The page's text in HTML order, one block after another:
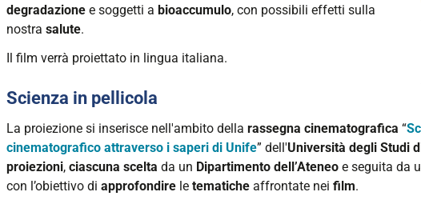
scienze-
chimiche-
agrarie
Scienza
pellicola
|
Quinta
proiezione
degradazione e soggetti a bioaccumulo, con possibili effetti sulla
nostra salute.
Il film verrà proiettato in lingua italiana.
Scienza in pellicola
La proiezione si inserisce nell'ambito della rassegna cinematografica “
cinematografico attraverso i saperi di Unife” dell'Università degli Studi
proiezioni, ciascuna scelta da un Dipartimento dell’Ateneo e seguita da
con l’obiettivo di approfondire le tematiche affrontate nei film.